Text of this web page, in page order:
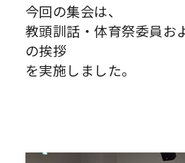
今回の集会は、
教頭訓話・体育祭委員お
の挨拶
を実施しました。